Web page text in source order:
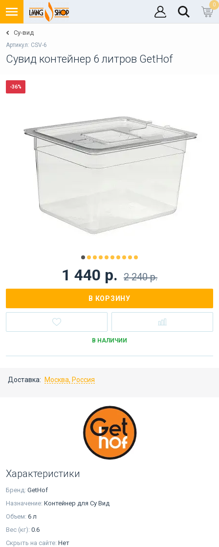
0
Су-вид
Артикул: CSV-6
Сувид контейнер 6 литров GetHof
-36%
1 440 р. 2 240 р.
В КОРЗИНУ
В НАЛИЧИИ
Доставка: Москва, Россия
Характеристики
Бренд: GetHof
Назначение: Контейнер для Су Вид
Объем: 6 л
Вес (кг): 0.6
Скрыть на сайте: Нет